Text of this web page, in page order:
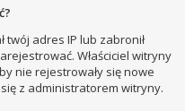
twój adres IP lub zabronił
Właściciel witryny
nie rejestrowały się nowe
z administratorem witryny.